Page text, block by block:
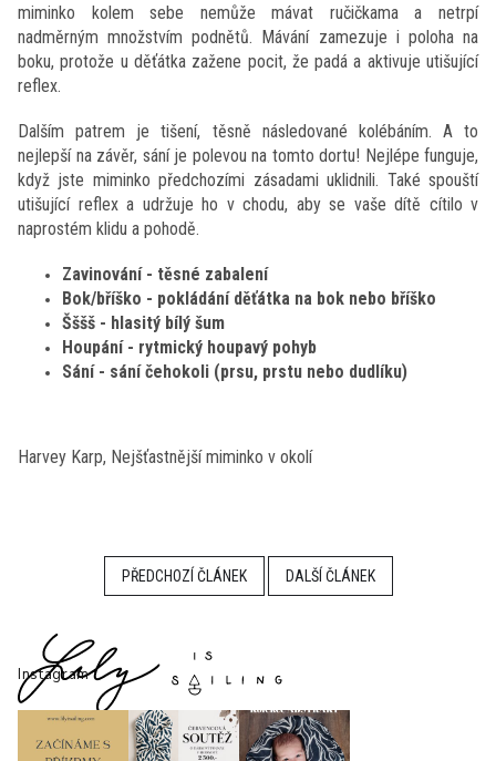
miminko kolem sebe nemůže mávat ručičkama a netrpí
nadměrným množstvím podnětů. Mávání zamezuje i poloha na
boku, protože u děťátka zažene pocit, že padá a aktivuje utišující
reflex.
Dalším patrem je tišení, těsně následované kolébáním. A to
nejlepší na závěr, sání je polevou na tomto dortu! Nejlépe funguje,
když jste miminko předchozími zásadami uklidnili. Také spouští
utišující reflex a udržuje ho v chodu, aby se vaše dítě cítilo v
naprostém klidu a pohodě.
Zavinování - těsné zabalení
Bok/bříško - pokládání děťátka na bok nebo bříško
Šššš - hlasitý bílý šum
Houpání - rytmický houpavý pohyb
Sání - sání čehokoli (prsu, prstu nebo dudlíku)
Harvey Karp, Nejšťastnější miminko v okolí
PŘEDCHOZÍ ČLÁNEK DALŠÍ ČLÁNEK
Instagram